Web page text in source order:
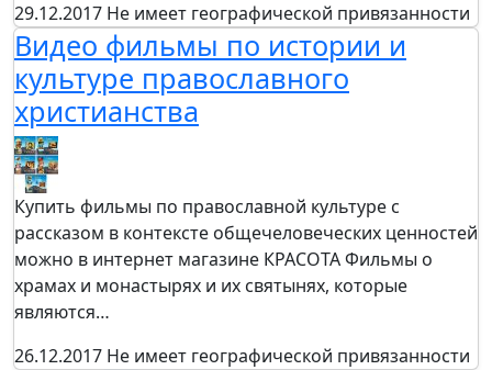
29.12.2017 Не имеет географической привязанности
Видео фильмы по истории и
культуре православного
христианства
Купить фильмы по православной культуре с
рассказом в контексте общечеловеческих ценностей
можно в интернет магазине КРАСОТА Фильмы о
храмах и монастырях и их святынях, которые
являются…
26.12.2017 Не имеет географической привязанности